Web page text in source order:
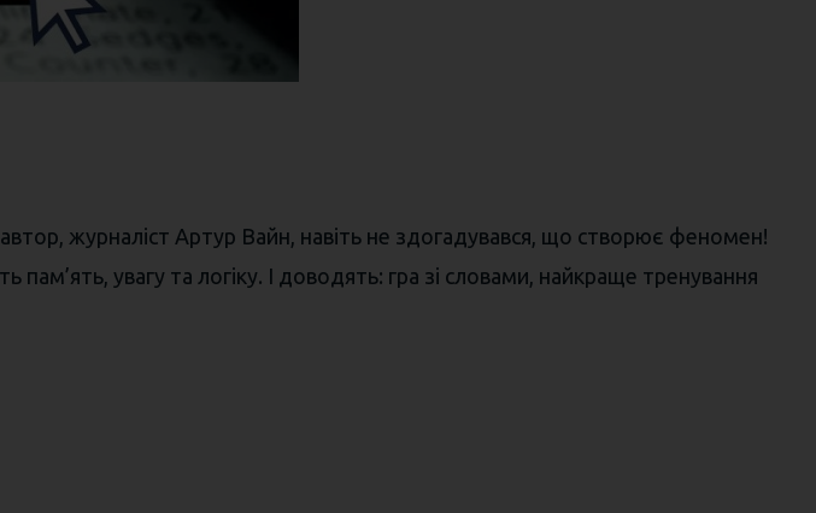
журналіст Артур Вайн, навіть не здогадувався, що створює феномен!
увагу та логіку. І доводять: гра зі словами, найкраще тренування